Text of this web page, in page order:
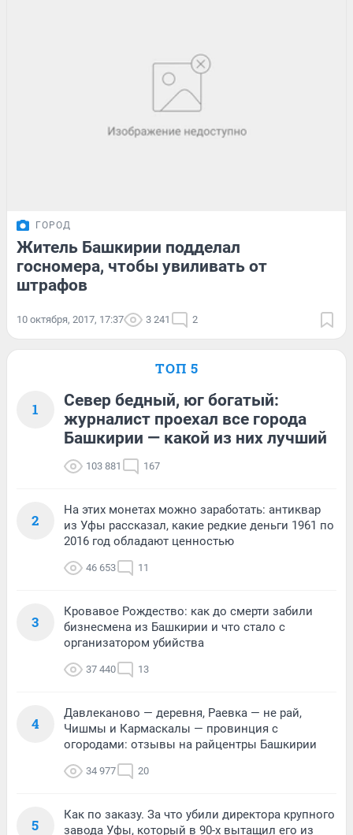
ГОРОД
Житель Башкирии подделал
госномера, чтобы увиливать от
штрафов
10 октября, 2017, 17:37 3 241 2
ТОП 5
1
Север бедный, юг богатый:
журналист проехал все города
Башкирии — какой из них лучший
103 881 167
2
На этих монетах можно заработать: антиквар
из Уфы рассказал, какие редкие деньги 1961 по
2016 год обладают ценностью
46 653 11
3
Кровавое Рождество: как до смерти забили
бизнесмена из Башкирии и что стало с
организатором убийства
37 440 13
4
Давлеканово — деревня, Раевка — не рай,
Чишмы и Кармаскалы — провинция с
огородами: отзывы на райцентры Башкирии
34 977 20
5
Как по заказу. За что убили директора крупного
завода Уфы, который в 90-х вытащил его из